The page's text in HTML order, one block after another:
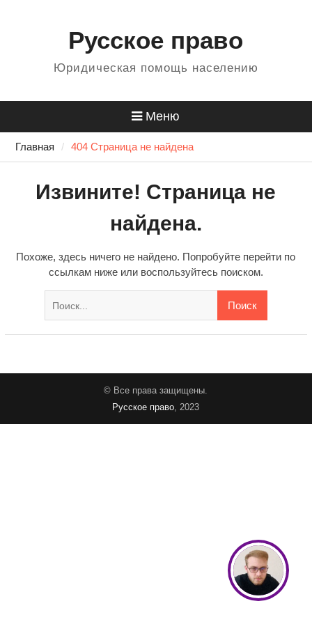
Русское право
Юридическая помощь населению
Меню
Главная 404 Страница не найдена
Извините! Страница не
найдена.
Похоже, здесь ничего не найдено. Попробуйте перейти по
ссылкам ниже или воспользуйтесь поиском.
© Все права защищены.
Русское право, 2023
сайту: 484499@cp9.ru